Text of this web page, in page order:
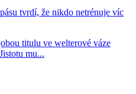
tvrdí, že nikdo netrénuje víc
titulu ve welterové váze
mu...